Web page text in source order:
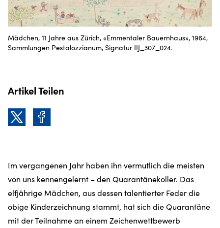
Mädchen, 11 Jahre aus Zürich, «Emmentaler Bauernhaus», 1964,
Sammlungen Pestalozzianum, Signatur IIJ_307_024.
Artikel Teilen
Im vergangenen Jahr haben ihn vermutlich die meisten
von uns kennengelernt – den Quarantänekoller. Das
elfjährige Mädchen, aus dessen talentierter Feder die
obige Kinderzeichnung stammt, hat sich die Quarantäne
mit der Teilnahme an einem Zeichenwettbewerb